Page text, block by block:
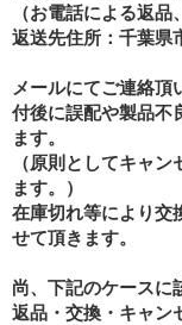
（お電話による返
返送先住所：千葉県
メールにてご連絡頂
付後に誤配や製品不
ます。
（原則としてキャ
ます。）
在庫切れ等により交
せて頂きます。
尚、下記のケースに
返品・交換・キャン